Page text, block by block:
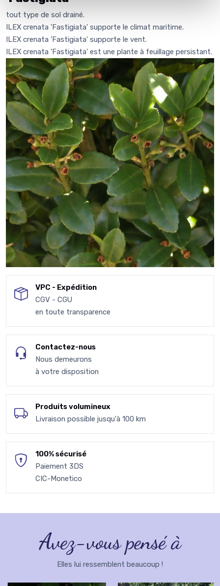
tout type de sol drainé.
ILEX crenata 'Fastigiata' supporte le climat maritime.
ILEX crenata 'Fastigiata' supporte le vent.
ILEX crenata 'Fastigiata' est une plante à feuillage persistant.
VPC - Expédition
CGV - CGU
en toute transparence
Contactez-nous
Nous demeurons
à votre disposition
Produits volumineux
Livraison possible jusqu'à 100 km
100% sécurisé
Paiement 3DS
CIC-Monetico
Avez-vous pensé à
Elles lui ressemblent beaucoup !